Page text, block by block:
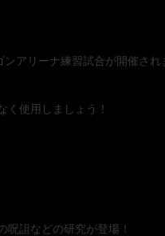
アリーナ練習試合が開催さ
く使用しましょう！
呪詛などの研究が登場！